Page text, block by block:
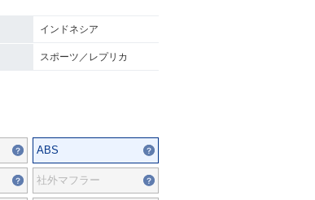
インドネシア
スポーツ／レプリカ
ABS
社外マフラー